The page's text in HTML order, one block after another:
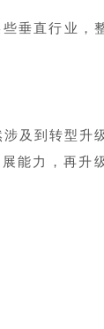
垂直行业，
及到转型升
能力，再升